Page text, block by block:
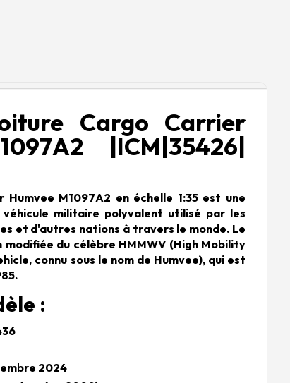
Cargo Carrier
|ICM|35426|
Humvee M1097A2 en échelle 1:35 est une
militaire polyvalent utilisé par les
et d'autres nations à travers le monde. Le
modifiée du célèbre HMMWV (High Mobility
connu sous le nom de Humvee), qui est
:
2024